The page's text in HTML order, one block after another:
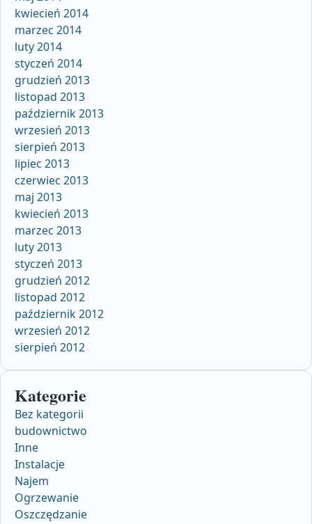
kwiecień 2014
marzec 2014
luty 2014
styczeń 2014
grudzień 2013
listopad 2013
październik 2013
wrzesień 2013
sierpień 2013
lipiec 2013
czerwiec 2013
maj 2013
kwiecień 2013
marzec 2013
luty 2013
styczeń 2013
grudzień 2012
listopad 2012
październik 2012
wrzesień 2012
sierpień 2012
Kategorie
Bez kategorii
budownictwo
Inne
Instalacje
Najem
Ogrzewanie
Oszczędzanie